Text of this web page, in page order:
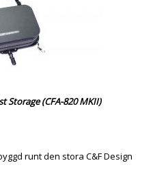
Storage (CFA-820 MKII)
runt den stora C&F Design